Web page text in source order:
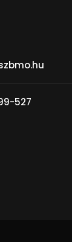
527